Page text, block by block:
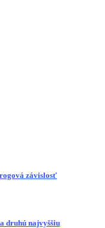
závislosť
druhú najvyššiu